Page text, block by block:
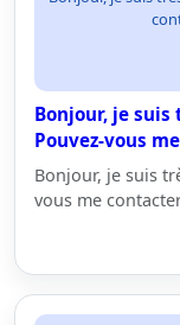
Bonjour, je
Pouvez-vous
Bonjour, je suis
vous me